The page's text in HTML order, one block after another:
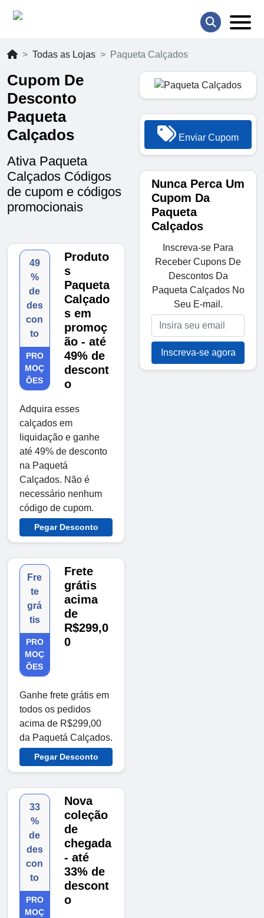
Todas as Lojas Paqueta Calçados
Cupom De
Desconto
Paqueta
Calçados
Ativa Paqueta
Calçados Códigos
de cupom e códigos
promocionais
49
%
de
des
con
to
PRO
MOÇ
ÕES
Produto
s
Paqueta
Calçado
s em
promoç
ão - até
49% de
descont
o
Adquira esses
calçados em
liquidação e ganhe
até 49% de desconto
na Paquetá
Calçados. Não é
necessário nenhum
código de cupom.
Pegar Desconto
Fre
te
grá
tis
PRO
MOÇ
ÕES
Frete
grátis
acima
de
R$299,0
0
Ganhe frete grátis em
todos os pedidos
acima de R$299,00
da Paquetá Calçados.
Pegar Desconto
33
%
de
des
con
to
PRO
MOÇ
Nova
coleção
de
chegada
- até
33% de
descont
o
Enviar Cupom
Nunca Perca Um
Cupom Da
Paqueta
Calçados
Inscreva-se Para
Receber Cupons De
Descontos Da
Paqueta Calçados No
Seu E-mail.
Inscreva-se agora